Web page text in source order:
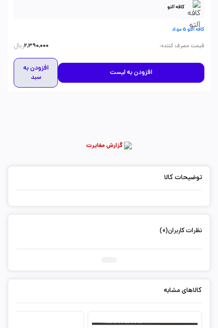
کافه آلتو
کافه آلتو 5 مرداد
قیمت مصرف کننده:
2,390,000ریال
افزودن به لیست
افزودن به
سبد
گزارش مغایرت
توضیحات کالا
نظرات کاربران(0)
کالاهای مشابه